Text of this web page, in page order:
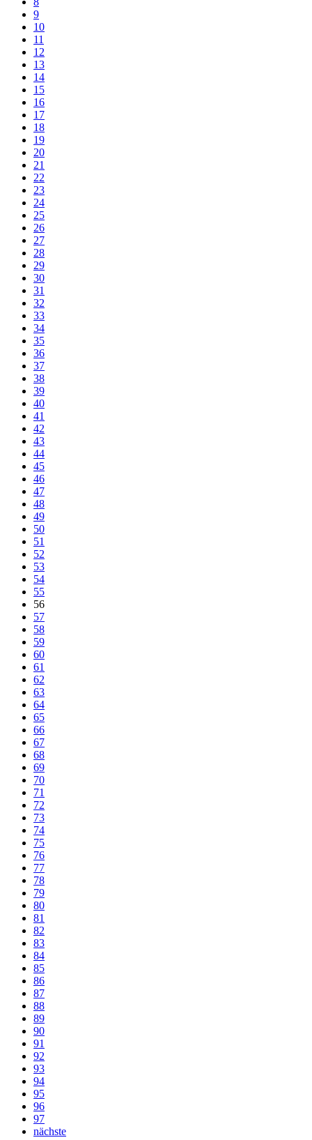
9
10
11
12
13
14
15
16
17
18
19
20
21
22
23
24
25
26
27
28
29
30
31
32
33
34
35
36
37
38
39
40
41
42
43
44
45
46
47
48
49
50
51
52
53
54
55
56
57
58
59
60
61
62
63
64
65
66
67
68
69
70
71
72
73
74
75
76
77
78
79
80
81
82
83
84
85
86
87
88
89
90
91
92
93
94
95
96
97
nächste